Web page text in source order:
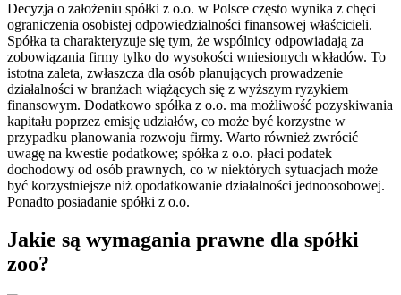
Decyzja o założeniu spółki z o.o. w Polsce często wynika z chęci
ograniczenia osobistej odpowiedzialności finansowej właścicieli.
Spółka ta charakteryzuje się tym, że wspólnicy odpowiadają za
zobowiązania firmy tylko do wysokości wniesionych wkładów. To
istotna zaleta, zwłaszcza dla osób planujących prowadzenie
działalności w branżach wiążących się z wyższym ryzykiem
finansowym. Dodatkowo spółka z o.o. ma możliwość pozyskiwania
kapitału poprzez emisję udziałów, co może być korzystne w
przypadku planowania rozwoju firmy. Warto również zwrócić
uwagę na kwestie podatkowe; spółka z o.o. płaci podatek
dochodowy od osób prawnych, co w niektórych sytuacjach może
być korzystniejsze niż opodatkowanie działalności jednoosobowej.
Ponadto posiadanie spółki z o.o.
Jakie są wymagania prawne dla spółki
zoo?